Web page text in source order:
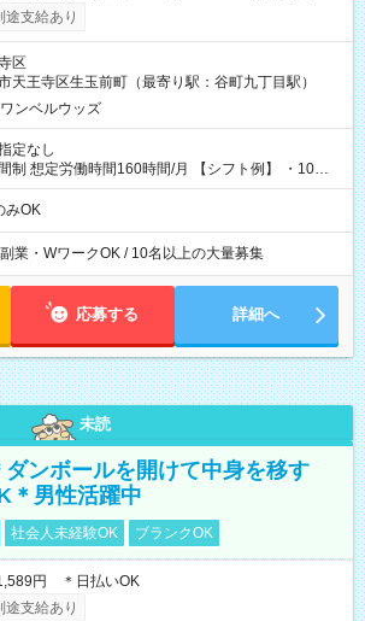
に現金GET♪ お仕事後はコンビニATMから 日払
途支給あり
区
天王寺区生玉前町（最寄り駅：谷町九丁目駅）
ンベルウッズ
定なし
労働時間160時間/月 【シフト例】 ・10：
みOK
業・WワークOK / 10名以上の大量募集
応募する 詳細へ
未読
ンボールを開けて中身を移す
＊男性活躍中
社会人未経験OK ブランクOK
円 ＊日払いOK
途支給あり